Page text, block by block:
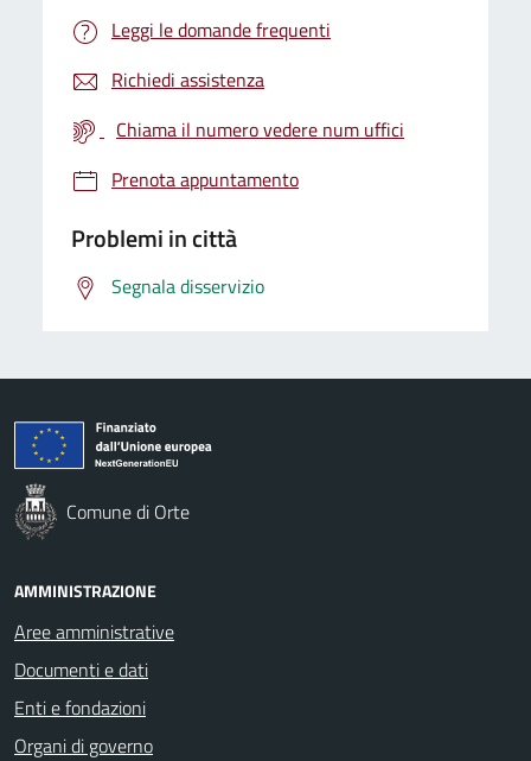
Leggi le domande frequenti
Richiedi assistenza
Chiama il numero vedere num uffici
Prenota appuntamento
Problemi in città
Segnala disservizio
Comune di Orte
AMMINISTRAZIONE
Aree amministrative
Documenti e dati
Enti e fondazioni
Organi di governo